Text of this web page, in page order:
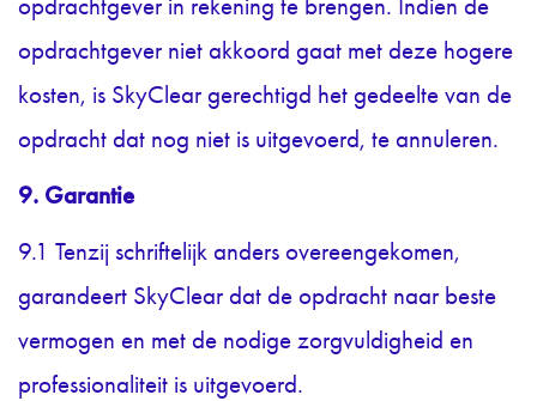
opdrachtgever in rekening te brengen. Indien de
opdrachtgever niet akkoord gaat met deze hogere
kosten, is SkyClear gerechtigd het gedeelte van de
opdracht dat nog niet is uitgevoerd, te annuleren.
9. Garantie
9.1 Tenzij schriftelijk anders overeengekomen,
garandeert SkyClear dat de opdracht naar beste
vermogen en met de nodige zorgvuldigheid en
professionaliteit is uitgevoerd.